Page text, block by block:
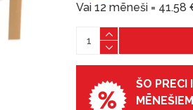
Vai 12 mēneši = 41.58
ŠO PRECI